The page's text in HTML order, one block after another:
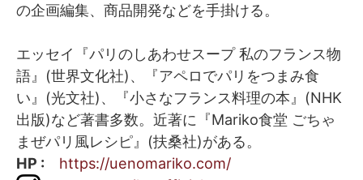
の企画編集、商品開発などを手掛ける。
エッセイ『パリのしあわせスープ 私のフランス物
語』(世界文化社)、『アペロでパリをつまみ食
い』(光文社)、『小さなフランス料理の本』(NHK
出版)など著書多数。近著に『Mariko食堂 ごちゃ
まぜパリ風レシピ』(扶桑社)がある。
HP : https://uenomariko.com/